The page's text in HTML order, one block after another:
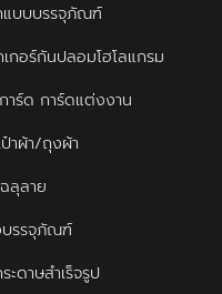
บบบรรจุภัณฑ์
กอร์กันปลอมโฮโลแกรม
าร์ด การ์ดแต่งงาน
ป๋าผ้า/ถุงผ้า
ลุลาย
รรจุภัณฑ์
ะดาษสำเร็จรูป